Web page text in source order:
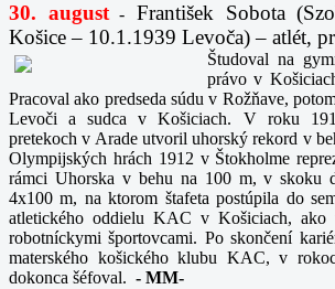
30. august-
František Sobota
Košice – 10.1.1939 Levoča) – atlét,
Študoval na
právo v
Pracoval ako predseda súdu v Rožňave,
Levoči a sudca v Košiciach. V roku
pretekoch v Arade utvoril uhorský rekord v
Olympijských hrách 1912 v Štokholme
rámci Uhorska v behu na 100 m, v skoku
4x100 m, na ktorom štafeta postúpila do
atletického oddielu KAC v Košiciach, ako
robotníckymi športovcami. Po skončení
materského košického klubu KAC, v
dokonca šéfoval. - MM-